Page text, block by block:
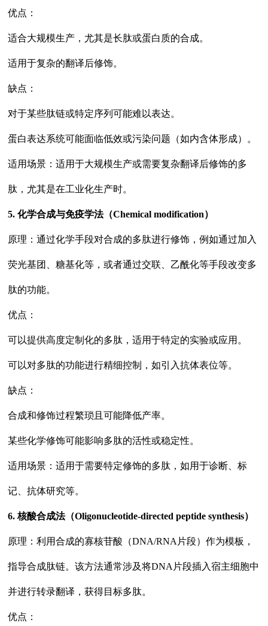
优点：
适合大规模生产，尤其是长肽或蛋白质的合成。
适用于复杂的翻译后修饰。
缺点：
对于某些肽链或特定序列可能难以表达。
蛋白表达系统可能面临低效或污染问题（如内含体形成）。
适用场景：适用于大规模生产或需要复杂翻译后修饰的多
肽，尤其是在工业化生产时。
5. 化学合成与免疫学法（Chemical modification）
原理：通过化学手段对合成的多肽进行修饰，例如通过加入
荧光基团、糖基化等，或者通过交联、乙酰化等手段改变多
肽的功能。
优点：
可以提供高度定制化的多肽，适用于特定的实验或应用。
可以对多肽的功能进行精细控制，如引入抗体表位等。
缺点：
合成和修饰过程繁琐且可能降低产率。
某些化学修饰可能影响多肽的活性或稳定性。
适用场景：适用于需要特定修饰的多肽，如用于诊断、标
记、抗体研究等。
6. 核酸合成法（Oligonucleotide-directed peptide synthesis）
原理：利用合成的寡核苷酸（DNA/RNA片段）作为模板，
指导合成肽链。该方法通常涉及将DNA片段插入宿主细胞中
并进行转录翻译，获得目标多肽。
优点：